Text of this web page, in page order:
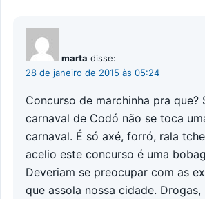
marta disse:
28 de janeiro de 2015 às 05:24
Concurso de marchinha pra que?
carnaval de Codó não se toca
carnaval. É só axé, forró, rala
acelio este concurso é uma
Deveriam se preocupar com as
que assola nossa cidade. Drogas,